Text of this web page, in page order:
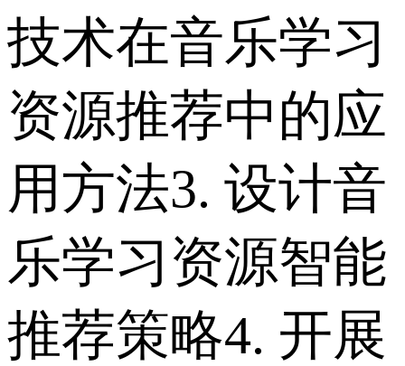
技术在音乐学习
资源推荐中的应
用方法 3. 设计音
乐学习资源智能
推荐策略 4. 开展